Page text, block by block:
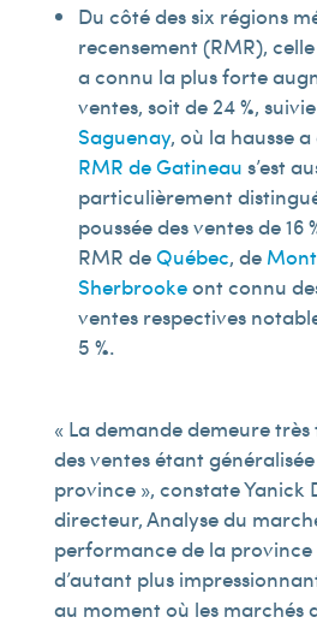
Du côté des six régions
recensement (RMR),
a connu la plus forte
ventes, soit de 24 %,
Saguenay, où la hausse a
RMR de Gatineau s’est
particulièrement
poussée des ventes de 16
RMR deQuébec, de
Sherbrookeont connu
ventes respectives
5 %.
« La demande demeure
des ventes étant généralisée
province », constate Yanick
directeur, Analyse du
performance de la province
d’autant plus
au moment où les marchés